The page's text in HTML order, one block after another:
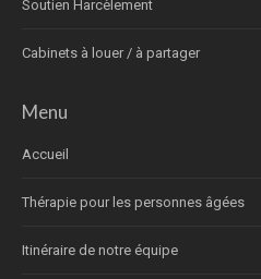
Soutien Harcèlement
Cabinets à louer / à partager
Menu
Accueil
Thérapie pour les personnes âgées
Itinéraire de notre équipe